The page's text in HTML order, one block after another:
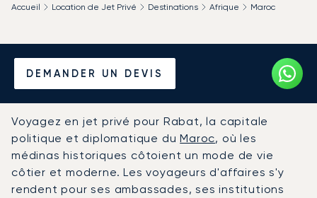
DEMANDER UN DEVIS
Accueil Location de Jet Privé Destinations Afrique Maroc
Louer un Jet Privé depuis et
vers Rabat
Voyagez en jet privé pour Rabat, la capitale
politique et diplomatique duMaroc, où les
médinas historiques côtoient un mode de vie
côtier et moderne. Les voyageurs d'affaires s'y
rendent pour ses ambassades, ses institutions